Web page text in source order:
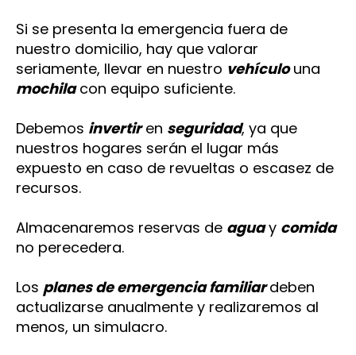
Si se presenta la emergencia fuera de
nuestro domicilio, hay que valorar
seriamente, llevar en nuestro vehículouna
mochilacon equipo suficiente.
Debemos invertiren seguridad, ya que
nuestros hogares serán el lugar más
expuesto en caso de revueltas o escasez de
recursos.
Almacenaremos reservas de aguay comida
no perecedera.
Los planes de emergencia familiardeben
actualizarse anualmente y realizaremos al
menos, un simulacro.